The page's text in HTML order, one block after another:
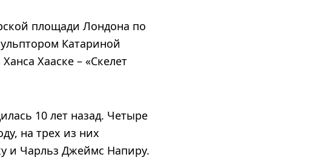
площади Лондона по
Катариной
Хааске – «Скелет
10 лет назад. Четыре
на трех из них
и Чарльз Джеймс Напиру.